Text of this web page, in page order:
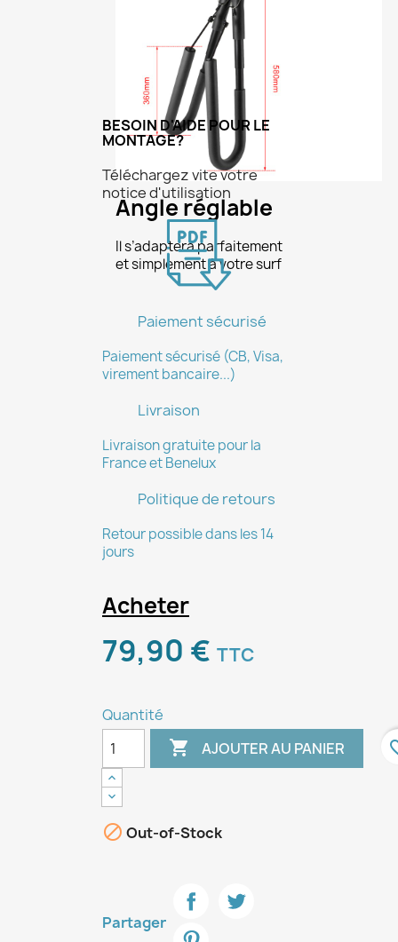
Angle réglable
Il s’adaptera parfaitement
et simplement à votre surf
BESOIN D'AIDE POUR LE
MONTAGE?
Téléchargez vite votre
notice d'utilisation
Paiement sécurisé
Paiement sécurisé (CB, Visa,
virement bancaire...)
Livraison
Livraison gratuite pour la
France et Benelux
Politique de retours
Retour possible dans les 14
jours
Acheter
79,90 € TTC
Quantité
 AJOUTER AU PANIER
 Out-of-Stock
Partager
Créer une liste d'envies
Nom de la liste d'envies
Créer une liste d'envies